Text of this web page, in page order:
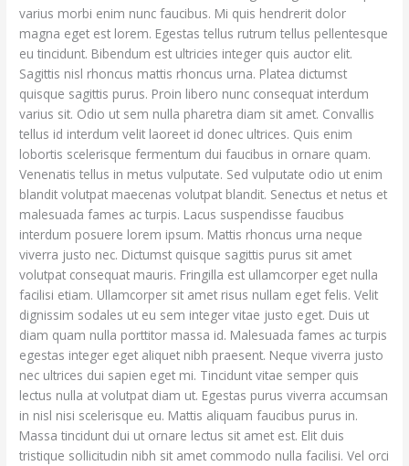
varius morbi enim nunc faucibus. Mi quis hendrerit dolor
magna eget est lorem. Egestas tellus rutrum tellus pellentesque
eu tincidunt. Bibendum est ultricies integer quis auctor elit.
Sagittis nisl rhoncus mattis rhoncus urna. Platea dictumst
quisque sagittis purus. Proin libero nunc consequat interdum
varius sit. Odio ut sem nulla pharetra diam sit amet. Convallis
tellus id interdum velit laoreet id donec ultrices. Quis enim
lobortis scelerisque fermentum dui faucibus in ornare quam.
Venenatis tellus in metus vulputate. Sed vulputate odio ut enim
blandit volutpat maecenas volutpat blandit. Senectus et netus et
malesuada fames ac turpis. Lacus suspendisse faucibus
interdum posuere lorem ipsum. Mattis rhoncus urna neque
viverra justo nec. Dictumst quisque sagittis purus sit amet
volutpat consequat mauris. Fringilla est ullamcorper eget nulla
facilisi etiam. Ullamcorper sit amet risus nullam eget felis. Velit
dignissim sodales ut eu sem integer vitae justo eget. Duis ut
diam quam nulla porttitor massa id. Malesuada fames ac turpis
egestas integer eget aliquet nibh praesent. Neque viverra justo
nec ultrices dui sapien eget mi. Tincidunt vitae semper quis
lectus nulla at volutpat diam ut. Egestas purus viverra accumsan
in nisl nisi scelerisque eu. Mattis aliquam faucibus purus in.
Massa tincidunt dui ut ornare lectus sit amet est. Elit duis
tristique sollicitudin nibh sit amet commodo nulla facilisi. Vel orci